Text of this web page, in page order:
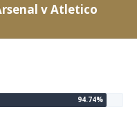
v Atletico